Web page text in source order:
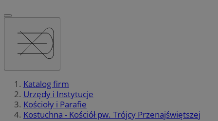
Katalog firm
Urzędy i Instytucje
Kościoły i Parafie
Kostuchna - Kościół pw. Trójcy Przenajświętszej